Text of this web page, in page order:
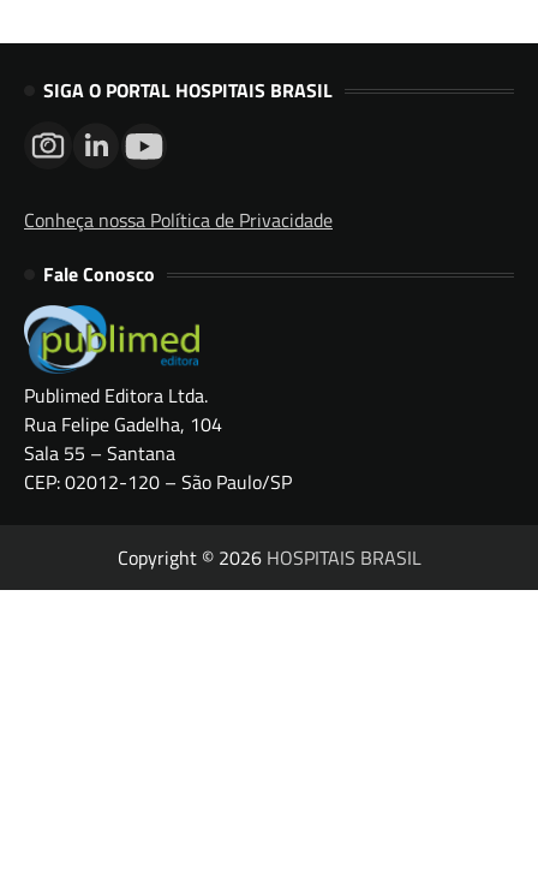
SIGA O PORTAL HOSPITAIS BRASIL
Conheça nossa Política de Privacidade
Fale Conosco
Publimed Editora Ltda.
Rua Felipe Gadelha, 104
Sala 55 – Santana
CEP: 02012-120 – São Paulo/SP
Copyright © 2026 HOSPITAIS BRASIL